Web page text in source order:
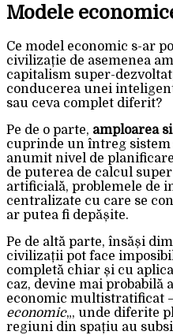
Modele
Ce model economic s-ar
civilizație de asemenea
capitalism super-
conducerea unei
sau ceva complet diferit?
Pe de o parte, amploarea
cuprinde un întreg
anumit nivel de
de puterea de calcul
artificială, problemele de
centralizate cu care se
ar putea fi depășite.
Pe de altă parte, însăși
civilizații pot face
completă chiar și cu
caz, devine mai probabilă
economic multistratificat
economic„, unde diferite
regiuni din spațiu au